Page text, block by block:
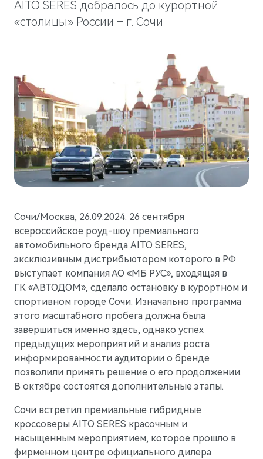
M5Стильный спортивный кроссовер
M7Представительский кроссовер
от 6 090 000 ₽
AITO
Гарантия
Руководства по эксплуатации
Коллекция
Технические аксессуары
Колеса в сборе
Телематические системы
Системы зарядки
Новости компании
СМИ о нас
ПАРТНЕРЫ
МТС
PlayAuto
AITO SERES добралось до курортной
«столицы» России – г. Сочи
Сочи/Москва, 26.09.2024. 26 сентября
всероссийское роуд-шоу премиального
автомобильного бренда AITO SERES,
эксклюзивным дистрибьютором которого в РФ
выступает компания АО «МБ РУС», входящая в
ГК «АВТОДОМ», сделало остановку в курортном и
спортивном городе Сочи. Изначально программа
этого масштабного пробега должна была
завершиться именно здесь, однако успех
предыдущих мероприятий и анализ роста
информированности аудитории о бренде
позволили принять решение о его продолжении.
В октябре состоятся дополнительные этапы.
Сочи встретил премиальные гибридные
кроссоверы AITO SERES красочным и
насыщенным мероприятием, которое прошло в
фирменном центре официального дилера